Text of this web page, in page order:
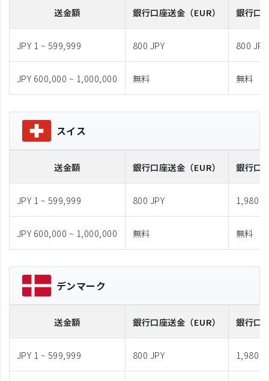
送金額 銀行口座送金 （EUR） 銀行口
JPY 1 ~ 599,999 800 JPY 800 JPY
JPY 600,000 ~ 1,000,000 無料 無料
スイス
送金額 銀行口座送金 （EUR） 銀行口
JPY 1 ~ 599,999 800 JPY 1,980
JPY 600,000 ~ 1,000,000 無料 無料
デンマーク
送金額 銀行口座送金 （EUR） 銀行口
JPY 1 ~ 599,999 800 JPY 1,980